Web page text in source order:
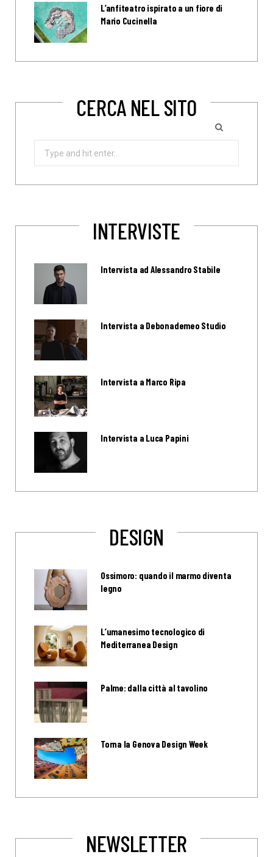
L’anfiteatro ispirato a un fiore di
Mario Cucinella
CERCA NEL SITO
INTERVISTE
Intervista ad Alessandro Stabile
Intervista a Debonademeo Studio
Intervista a Marco Ripa
Intervista a Luca Papini
DESIGN
Ossimoro: quando il marmo diventa
legno
L’umanesimo tecnologico di
Mediterranea Design
Palme: dalla città al tavolino
Torna la Genova Design Week
NEWSLETTER